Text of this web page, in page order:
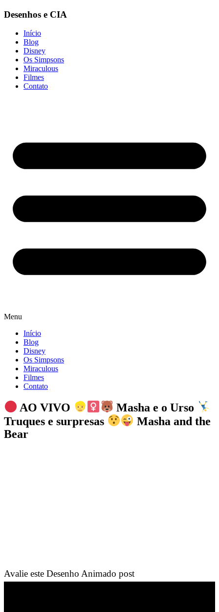
Desenhos e CIA
Início
Blog
Disney
Os Simpsons
Miraculous
Filmes
Contato
Menu
Início
Blog
Disney
Os Simpsons
Miraculous
Filmes
Contato
AO VIVO
Masha e o Urso
Truques e surpresas
Masha and the
Bear
Avalie este Desenho Animado post